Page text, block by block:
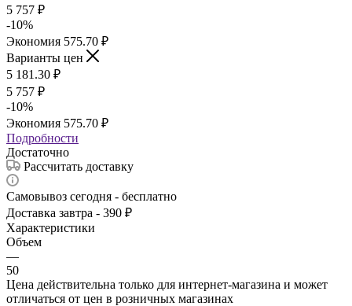
5 757 ₽
-10%
Экономия 575.70 ₽
Варианты цен
5 181.30 ₽
5 757 ₽
-10%
Экономия 575.70 ₽
Подробности
Достаточно
Рассчитать доставку
Самовывоз сегодня - бесплатно
Доставка завтра - 390 ₽
Характеристики
Объем
—
50
Цена действительна только для интернет-магазина и может
отличаться от цен в розничных магазинах